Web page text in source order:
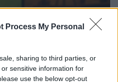
Process My Personal
sharing to third parties, or
sensitive information for
use the below opt-out